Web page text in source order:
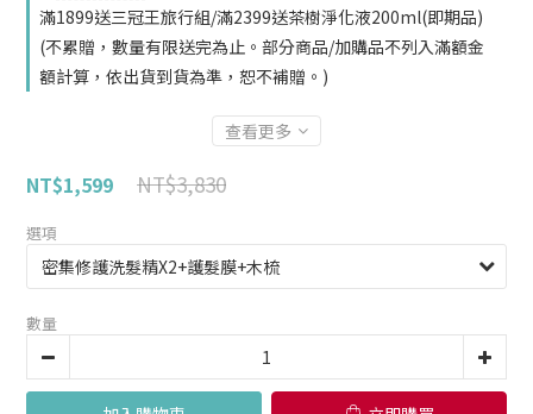
滿1899送三冠王旅行組/滿2399送茶樹淨化液200ml(即期品)
(不累贈，數量有限送完為止。部分商品/加購品不列入滿額金
額計算，依出貨到貨為準，恕不補贈。)
查看更多
NT$1,599 NT$3,830
選項
數量